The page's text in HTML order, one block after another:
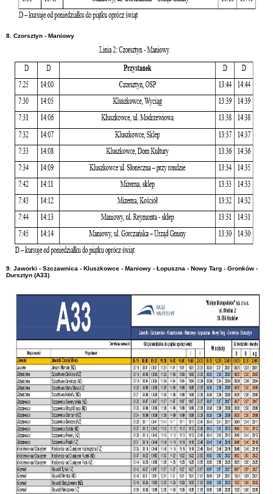
8. Czorsztyn - Maniowy
9. Jaworki - Szczawnica - Kluszkowce - Maniowy - Łopuszna - Nowy Targ - Gronków -
Dursztyn (A33)